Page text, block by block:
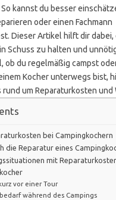
kannst du besser
oder einen Fachmann
Dieser Artikel hilft dir dabei,
Schuss zu halten und
ob du regelmäßig campst
Kocher unterwegs bist,
um Reparaturkosten und
bei Campingkochern
die Reparatur eines
mit
vor einer Tour
während des Campings